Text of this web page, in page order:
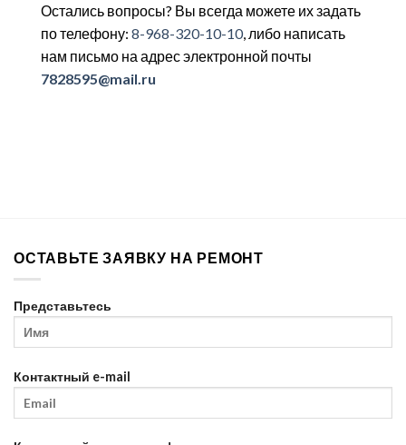
Остались вопросы? Вы всегда можете их задать
по телефону: 8-968-320-10-10, либо написать
нам письмо на адрес электронной почты
7828595@mail.ru
ОСТАВЬТЕ ЗАЯВКУ НА РЕМОНТ
Представьтесь
Контактный e-mail